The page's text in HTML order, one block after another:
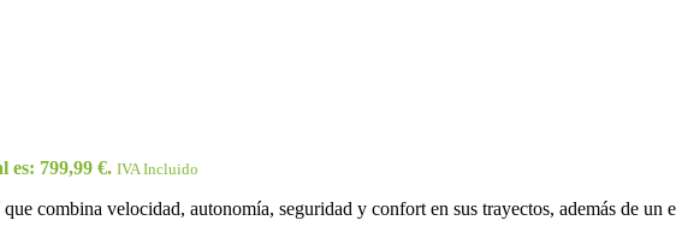
es: 799,99 €. IVA Incluido
combina velocidad, autonomía, seguridad y confort en sus trayectos, además de un